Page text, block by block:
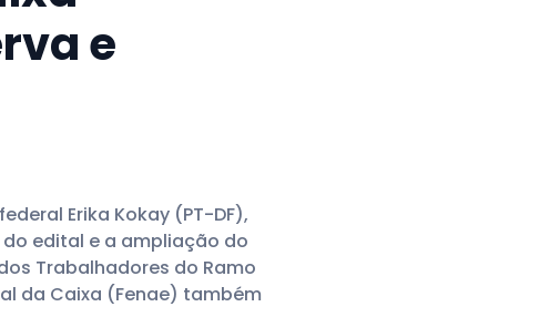
e
Erika Kokay (PT-DF),
edital e a ampliação do
Trabalhadores do Ramo
da Caixa (Fenae) também